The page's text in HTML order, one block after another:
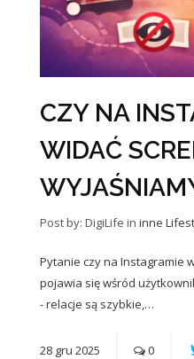
CZY NA
WIDAĆ
Post by: DigiLife in inne
Pytanie czy na Instagramie
pojawia się wśród
- relacje są szybkie,…
28 gru 2025 0